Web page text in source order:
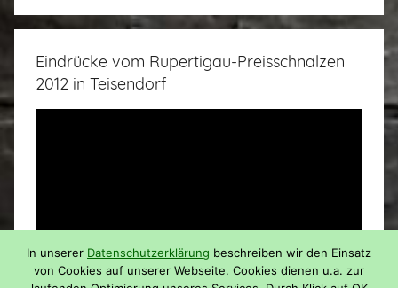
Eindrücke vom Rupertigau-Preisschnalzen
2012 in Teisendorf
In unserer Datenschutzerklärung beschreiben wir den Einsatz
von Cookies auf unserer Webseite. Cookies dienen u.a. zur